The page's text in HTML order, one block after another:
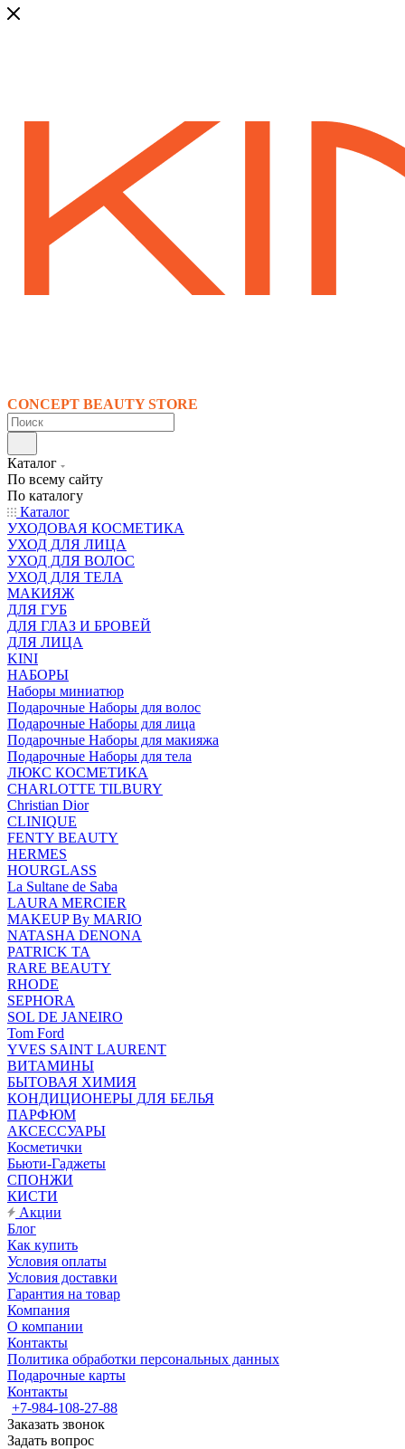
CONCEPT BEAUTY STORE
Каталог
По всему сайту
По каталогу
Каталог
УХОДОВАЯ КОСМЕТИКА
УХОД ДЛЯ ЛИЦА
УХОД ДЛЯ ВОЛОС
УХОД ДЛЯ ТЕЛА
МАКИЯЖ
ДЛЯ ГУБ
ДЛЯ ГЛАЗ И БРОВЕЙ
ДЛЯ ЛИЦА
KINI
НАБОРЫ
Наборы миниатюр
Подарочные Наборы для волос
Подарочные Наборы для лица
Подарочные Наборы для макияжа
Подарочные Наборы для тела
ЛЮКС КОСМЕТИКА
CHARLOTTE TILBURY
Christian Dior
CLINIQUE
FENTY BEAUTY
HERMES
HOURGLASS
La Sultane de Saba
LAURA MERCIER
MAKEUP By MARIO
NATASHA DENONA
PATRICK TA
RARE BEAUTY
RHODE
SEPHORA
SOL DE JANEIRO
Tom Ford
YVES SAINT LAURENT
ВИТАМИНЫ
БЫТОВАЯ ХИМИЯ
КОНДИЦИОНЕРЫ ДЛЯ БЕЛЬЯ
ПАРФЮМ
АКСЕССУАРЫ
Косметички
Бьюти-Гаджеты
СПОНЖИ
КИСТИ
Акции
Блог
Как купить
Условия оплаты
Условия доставки
Гарантия на товар
Компания
О компании
Контакты
Политика обработки персональных данных
Подарочные карты
Контакты
+7-984-108-27-88
Заказать звонок
Задать вопрос